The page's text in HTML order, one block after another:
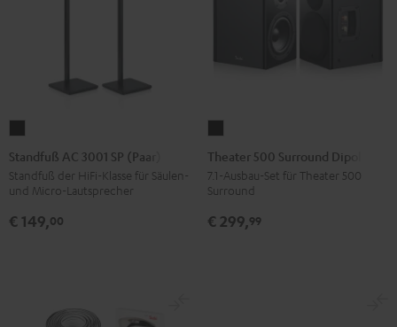
AC
3001
SP
(Paar)
Standfuß AC 3001 SP (Paar)
Standfuß der HiFi-Klasse für Säulen-
und Micro-Lautsprecher
€ 149,00
500
Surround
Dipole
Schwarz
Theater 500 Surround Dipole
7.1-Ausbau-Set für Theater 500
Surround
€ 299,99